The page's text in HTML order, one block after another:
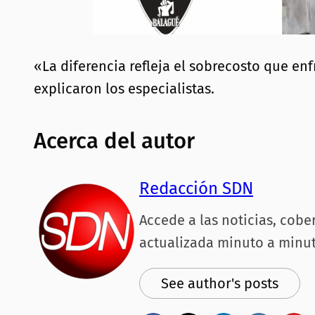
«La diferencia refleja el sobrecosto que
explicaron los especialistas.
Acerca del autor
Redacción SDN
Accede a las noticias,
actualizada minuto a
See author's posts